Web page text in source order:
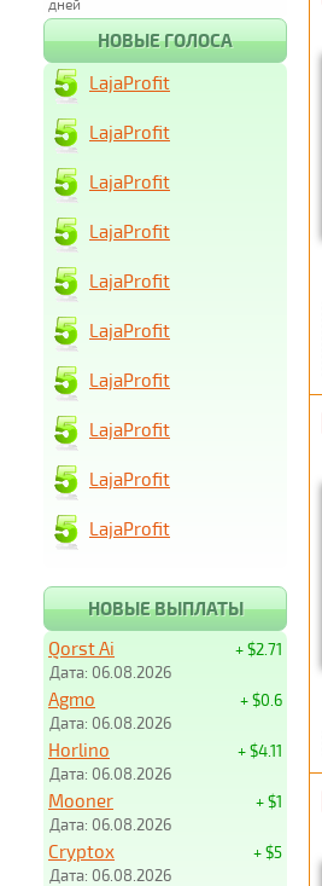
дней
НОВЫЕ ГОЛОСА
LajaProfit
LajaProfit
LajaProfit
LajaProfit
LajaProfit
LajaProfit
LajaProfit
LajaProfit
LajaProfit
LajaProfit
НОВЫЕ ВЫПЛАТЫ
+ $2.71
Qorst Ai
Дата: 06.08.2026
+ $0.6
Agmo
Дата: 06.08.2026
+ $4.11
Horlino
Дата: 06.08.2026
+ $1
Mooner
Дата: 06.08.2026
+ $5
Cryptox
Дата: 06.08.2026